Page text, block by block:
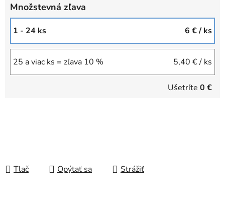
Množstevná zľava
1 - 24 ks 6 €/ ks
25 a viac ks = zľava 10 % 5,40 €/ ks
Ušetríte 0 €
Tlač Opýtať sa Strážiť